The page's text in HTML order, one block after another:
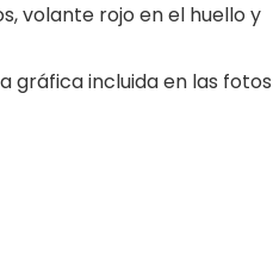
volante rojo en el huello y
gráfica incluida en las fotos